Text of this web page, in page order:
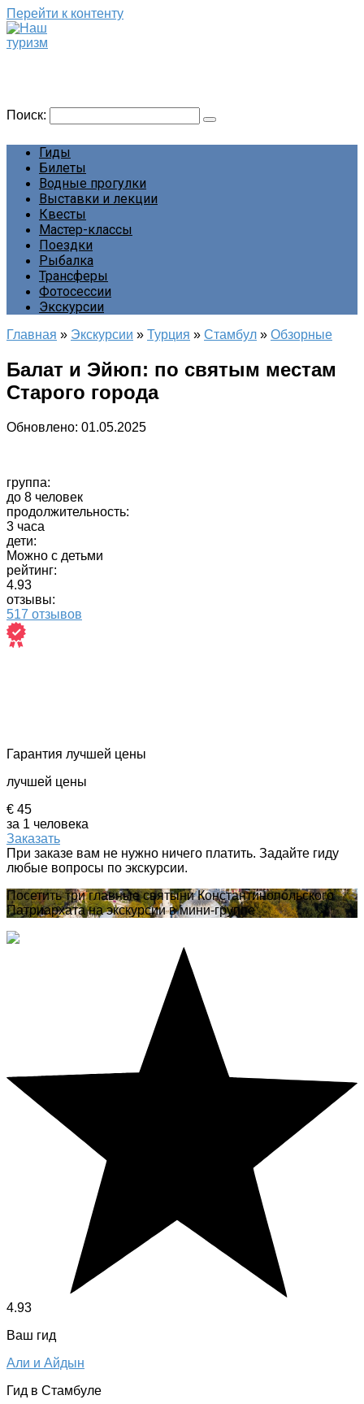
Перейти к контенту
Поиск:
Гиды
Билеты
Водные прогулки
Выставки и лекции
Квесты
Мастер-классы
Поездки
Рыбалка
Трансферы
Фотосессии
Экскурсии
Главная » Экскурсии » Турция » Стамбул » Обзорные
Балат и Эйюп: по святым местам
Старого города
Обновлено: 01.05.2025
группа:
до 8 человек
продолжительность:
3 часа
дети:
Можно с детьми
рейтинг:
4.93
отзывы:
517 отзывов
Гарантия лучшей цены
лучшей цены
€ 45
за 1 человека
Заказать
При заказе вам не нужно ничего платить. Задайте гиду
любые вопросы по экскурсии.
Посетить три главные святыни Константинопольского
Патриархата на экскурсии в мини-группе
4.93
Ваш гид
Али и Айдын
Гид в Стамбуле